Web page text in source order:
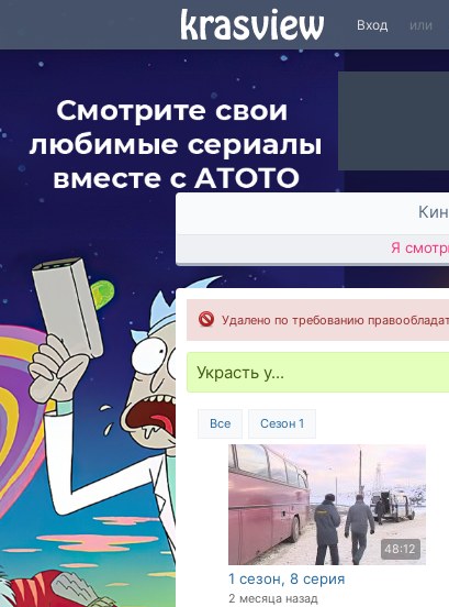
Вход или
Я
Удалено по требованию
Украсть у...
Все Сезон 1
48:12
1 сезон, 8 серия
2 месяца назад